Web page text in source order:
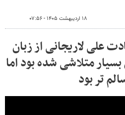
۱۸ اردیبهشت ۱۴۰۵ - ۰۷:۵۶
علی لاریجانی از زبان
متلاشی شده بود اما
تر بود